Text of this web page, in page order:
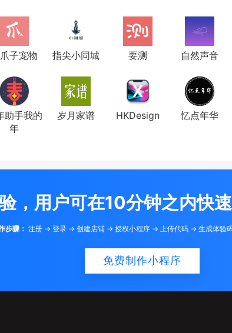
子宠物 指尖小同城 要测 自然声音
助手我的
年
岁月家谱 HKDesign 忆点年华
，用户可在10分钟之内快
步骤： 注册 -> 登录 -> 创建店铺 -> 授权小程序 -> 上传代码 -> 生成体验
免费制作小程序